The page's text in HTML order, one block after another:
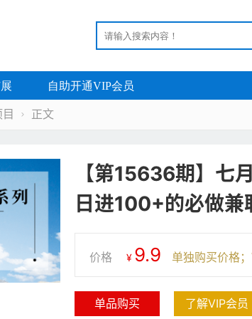
自助开通VIP会员
 正文
【第15636期】七
日进100+的必做兼
价格 ¥ 9.9 单独购买价格；
单品购买 了解VIP会员